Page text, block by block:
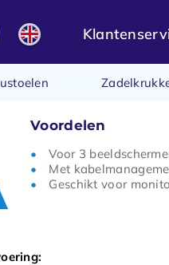
Voordelen
Voor 3
Met
Geschikt voor